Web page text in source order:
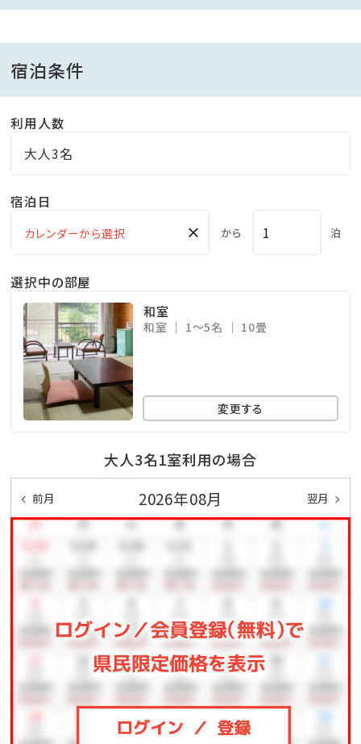
・お風呂の入浴時間について
◇翌日のチェックアウトまでご入浴可能となっておりま
す。
◇連泊の場合は10：00〜14：00まで清掃のためご入浴
※当館の露天風呂はぬる湯となっております。
寝具は事前にひかせて頂いており、チェックアウトまで
お部屋にお邪魔することもありませんので、自分のお部
屋のようにゆっくりお過ごし下さい。
【※ 注）お支払いは現金のみとさせて頂いております。 】
【※ 注）客室2F、3Fへは階段となります。 】
宿泊条件
利用人数
大人3名
宿泊日
× から 泊
選択中の部屋
和室
和室 1～5名 10畳
変更する
大人3名1室利用の場合
前月 2026年08月 翌月